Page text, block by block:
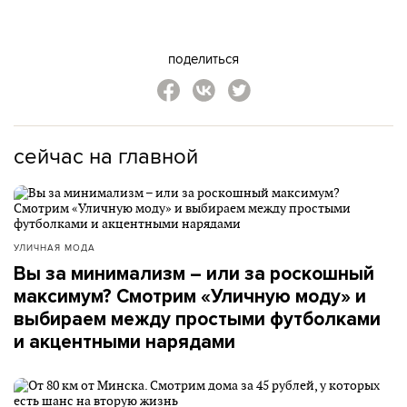
поделиться
сейчас на главной
УЛИЧНАЯ МОДА
Вы за минимализм – или за роскошный
максимум? Смотрим «Уличную моду» и
выбираем между простыми футболками
и акцентными нарядами